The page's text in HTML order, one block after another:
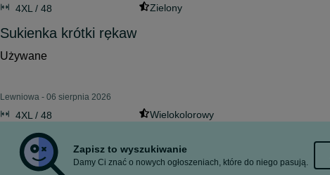
4XL / 48 Zielony
Sukienka krótki rękaw
Używane
Lewniowa - 06 sierpnia 2026
4XL / 48 Wielokolorowy
Zapisz to wyszukiwanie
Damy Ci znać o nowych ogłoszeniach, które do niego pasują.